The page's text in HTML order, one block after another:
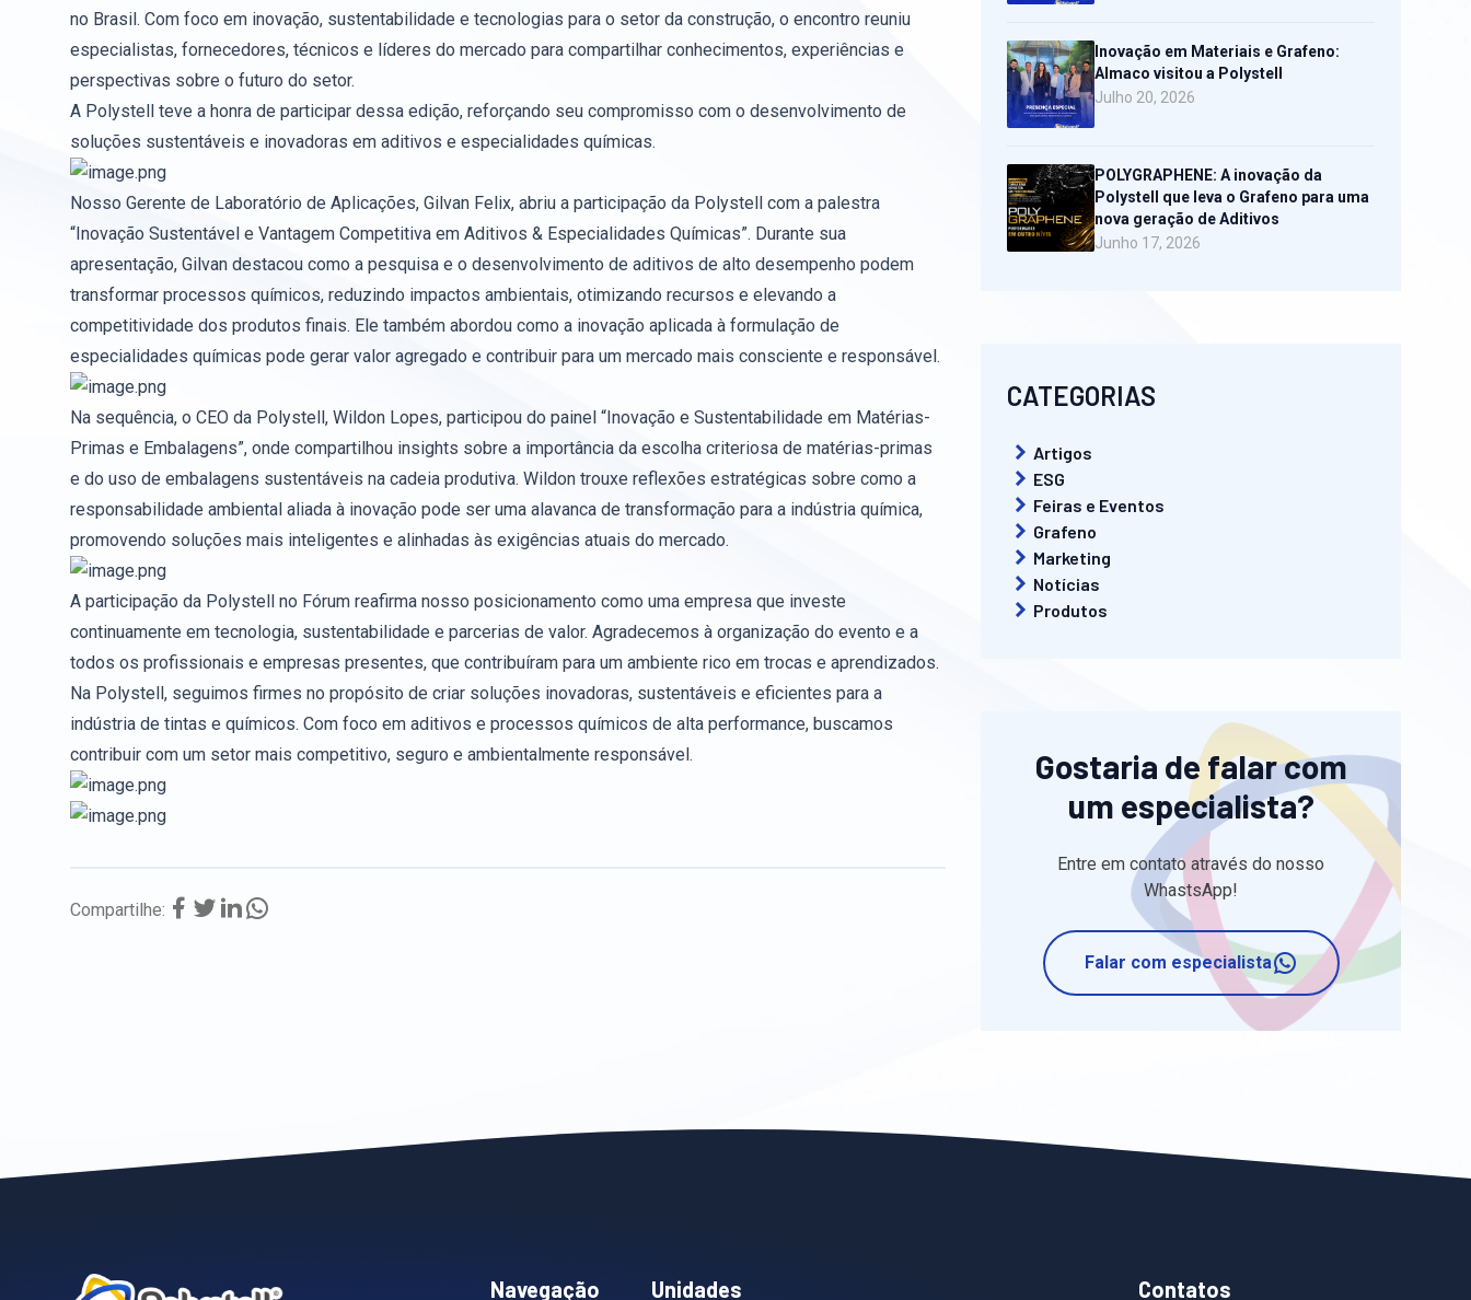
no Brasil. Com foco em inovação, sustentabilidade e tecnologias para o setor da construção, o encontro reuniu
especialistas, fornecedores, técnicos e líderes do mercado para compartilhar conhecimentos, experiências e
perspectivas sobre o futuro do setor.
A Polystell teve a honra de participar dessa edição, reforçando seu compromisso com o desenvolvimento de
soluções sustentáveis e inovadoras em aditivos e especialidades químicas.
Nosso Gerente de Laboratório de Aplicações, Gilvan Felix, abriu a participação da Polystell com a palestra
“Inovação Sustentável e Vantagem Competitiva em Aditivos & Especialidades Químicas”. Durante sua
apresentação, Gilvan destacou como a pesquisa e o desenvolvimento de aditivos de alto desempenho podem
transformar processos químicos, reduzindo impactos ambientais, otimizando recursos e elevando a
competitividade dos produtos finais. Ele também abordou como a inovação aplicada à formulação de
especialidades químicas pode gerar valor agregado e contribuir para um mercado mais consciente e responsável.
Na sequência, o CEO da Polystell, Wildon Lopes, participou do painel “Inovação e Sustentabilidade em Matérias-
Primas e Embalagens”, onde compartilhou insights sobre a importância da escolha criteriosa de matérias-primas
e do uso de embalagens sustentáveis na cadeia produtiva. Wildon trouxe reflexões estratégicas sobre como a
responsabilidade ambiental aliada à inovação pode ser uma alavanca de transformação para a indústria química,
promovendo soluções mais inteligentes e alinhadas às exigências atuais do mercado.
A participação da Polystell no Fórum reafirma nosso posicionamento como uma empresa que investe
continuamente em tecnologia, sustentabilidade e parcerias de valor. Agradecemos à organização do evento e a
todos os profissionais e empresas presentes, que contribuíram para um ambiente rico em trocas e aprendizados.
Na Polystell, seguimos firmes no propósito de criar soluções inovadoras, sustentáveis e eficientes para a
indústria de tintas e químicos. Com foco em aditivos e processos químicos de alta performance, buscamos
contribuir com um setor mais competitivo, seguro e ambientalmente responsável.
Compartilhe:
Inovação em Materiais e Grafeno:
Almaco visitou a Polystell
Julho 20, 2026
POLYGRAPHENE: A inovação da
Polystell que leva o Grafeno para uma
nova geração de Aditivos
Junho 17, 2026
CATEGORIAS
Artigos
ESG
Feiras e Eventos
Grafeno
Marketing
Notícias
Produtos
Gostaria de falar com
um especialista?
Entre em contato através do nosso
WhastsApp!
Falar com especialista
Navegação Unidades Contatos